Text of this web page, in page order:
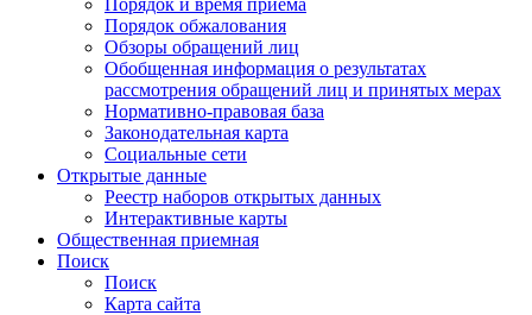
Порядок и время приема
Порядок обжалования
Обзоры обращений лиц
Обобщенная информация о результатах
рассмотрения обращений лиц и принятых мерах
Нормативно-правовая база
Законодательная карта
Социальные сети
Открытые данные
Реестр наборов открытых данных
Интерактивные карты
Общественная приемная
Поиск
Поиск
Карта сайта